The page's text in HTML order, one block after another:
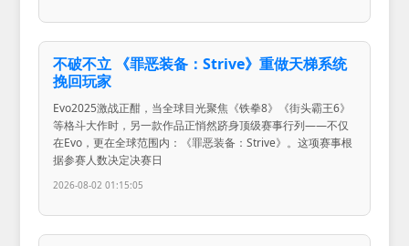
不破不立 《罪恶装备：Strive》重做天梯系统
挽回玩家
Evo2025激战正酣，当全球目光聚焦《铁拳8》《街头霸王6》
等格斗大作时，另一款作品正悄然跻身顶级赛事行列——不仅
在Evo，更在全球范围内：《罪恶装备：Strive》。这项赛事根
据参赛人数决定决赛日
2026-08-02 01:15:05